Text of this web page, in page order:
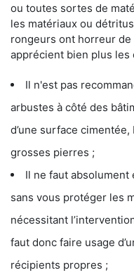
ou toutes sortes de
les matériaux ou
rongeurs ont horreur
apprécient bien plus
Il n'est pas
arbustes à côté des
d’une surface
grosses pierres ;
Il ne faut absolument
sans vous protéger les
nécessitant
faut donc faire usage
récipients propres ;